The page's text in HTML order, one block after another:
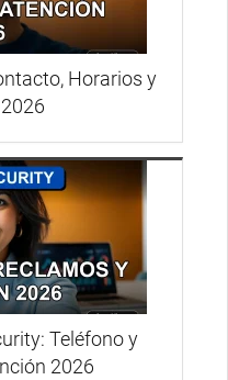
Horarios y
Teléfono y
2026